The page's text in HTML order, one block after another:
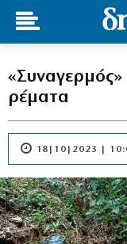
«Συναγερμός»
ρέματα
18|10|2023 |